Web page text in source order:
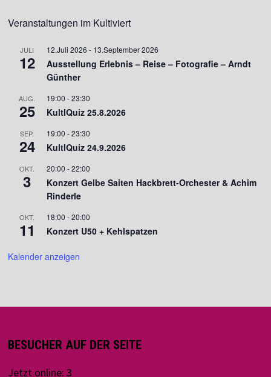
Veranstaltungen im Kultiviert
JULI
12
12.Juli 2026 - 13.September 2026
Ausstellung Erlebnis – Reise – Fotografie – Arndt
Günther
AUG.
25
19:00 -23:30
KultIQuiz 25.8.2026
SEP.
24
19:00 -23:30
KultIQuiz 24.9.2026
OKT.
3
20:00 -22:00
Konzert Gelbe Saiten Hackbrett-Orchester & Achim
Rinderle
OKT.
11
18:00 -20:00
Konzert U50 + Kehlspatzen
Kalender anzeigen
BESUCHER AUF DER SEITE
Jetzt online: 3